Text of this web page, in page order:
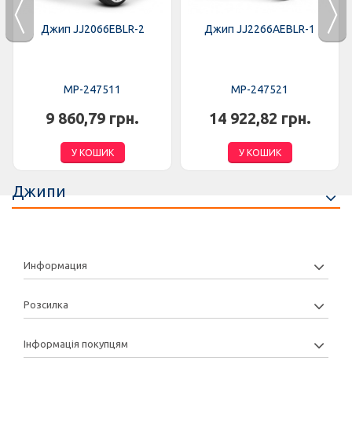
Джип JJ2066EBLR-2
MP-247511
9 860,79 грн.
У КОШИК
Джип JJ2266AEBLR-1
MP-247521
14 922,82 грн.
У КОШИК
Джипи
Информация
Розсилка
Інформація покупцям